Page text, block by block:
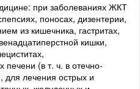
при заболеваниях ЖКТ
поносах, дизентерии,
из кишечника, гастритах,
кишки,
печени (в т. ч. в отечно-
для лечения острых и